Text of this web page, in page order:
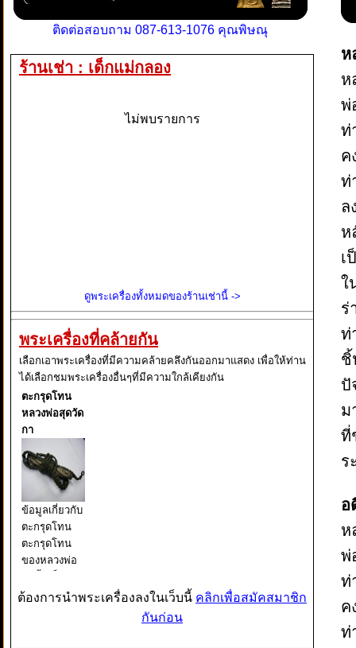
ติดต่อสอบถาม 087-613-1076 คุณพิษณุ
ร้านเช่า : เด็กแม่กลอง
ไม่พบรายการ
ดูพระเครื่องทั้งหมดของร้านเช่านี้ ->
พระเครื่องที่คล้ายกัน
เลือกเอาพระเครื่องที่มีความคล้ายคลึงกันออกมาแสดง เพื่อให้ท่าน
ได้เลือกชมพระเครื่องอื่นๆที่มีความใกล้เคียงกัน
ตะกรุดโทน
หลวงพ่อสุดวัด
กา
ข้อมูลเกี่ยวกับ
ตะกรุดโทน
ตะกรุดโทน
ของหลวงพ่อ
ตะกรุดดอก
ต้องการนำพระเครื่องลงในเว็บนี้ คลิกเพื่อสมัคสมาชิก
กันก่อน
ห
ห
พ่
ท่
ค
ท่
ล
ห
เ
ใ
ร่
ท่
ชิ้
ปั
ม
ที่
ร
อ
ห
พ่
ท่
ค
ท่